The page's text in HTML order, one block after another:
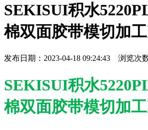
SEKISUI积水
棉双面胶带模切加
发布日期：2023-04-18 09:24:43 浏览次
SEKISUI积水
棉双面胶带模切加